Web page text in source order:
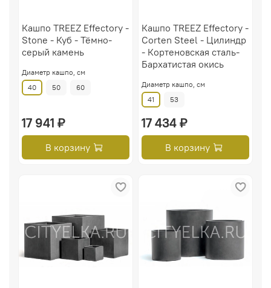
Кашпо TREEZ Effectory -
Stone - Куб - Тёмно-
серый камень
Диаметр кашпо, см
40
50 60
17 941 ₽
В корзину
Кашпо TREEZ Effectory -
Corten Steel - Цилиндр
- Кортеновская сталь-
Бархатистая окись
Диаметр кашпо, см
41
53
17 434 ₽
В корзину